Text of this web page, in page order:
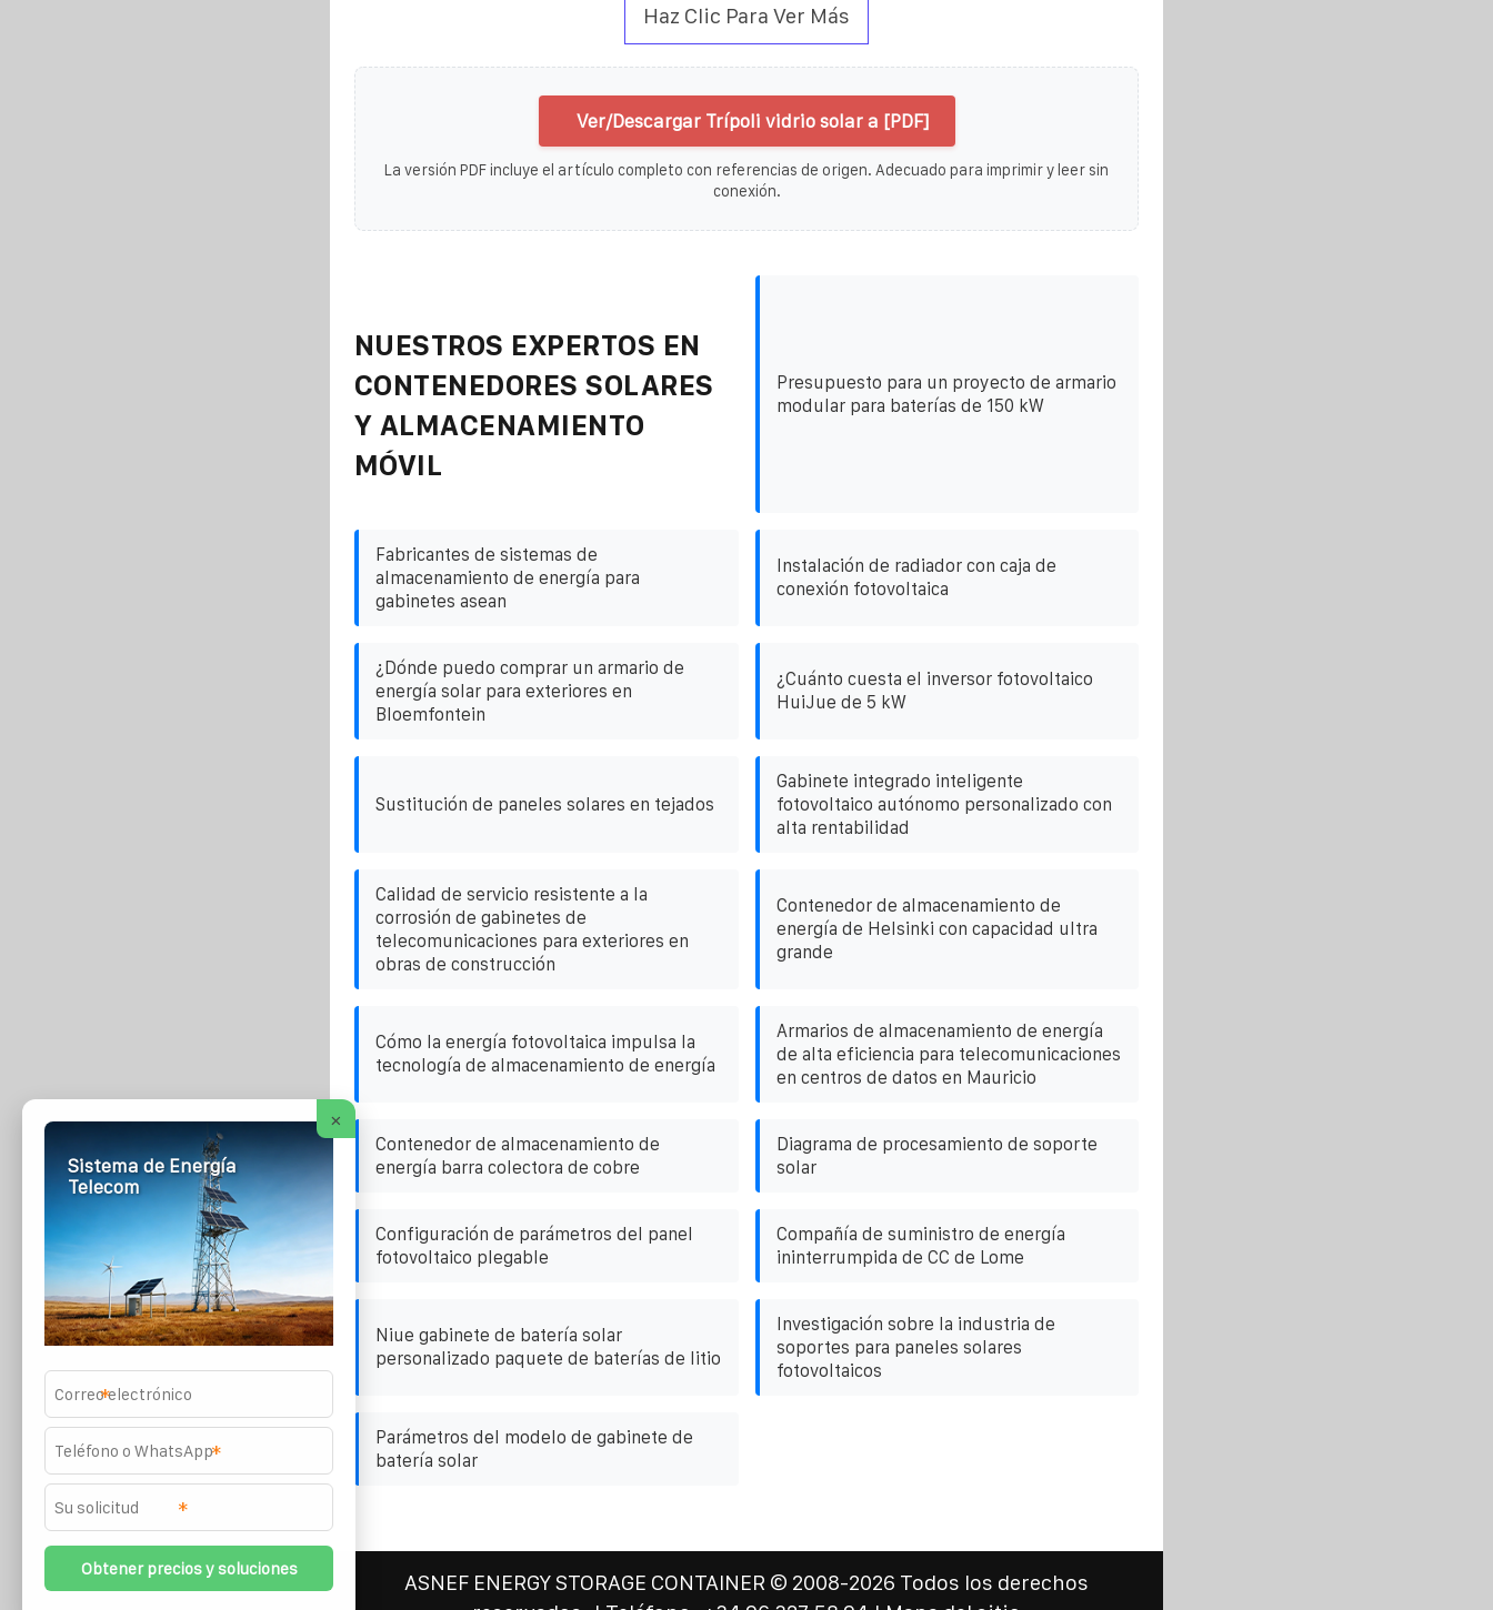
Haz Clic Para Ver Más
Ver/Descargar Trípoli vidrio solar a [PDF]
La versión PDF incluye el artículo completo con referencias de origen. Adecuado para imprimir y leer sin
conexión.
NUESTROS EXPERTOS EN
CONTENEDORES SOLARES
Y ALMACENAMIENTO
MÓVIL
Presupuesto para un proyecto de armario
modular para baterías de 150 kW
Fabricantes de sistemas de
almacenamiento de energía para
gabinetes asean
Instalación de radiador con caja de
conexión fotovoltaica
¿Dónde puedo comprar un armario de
energía solar para exteriores en
Bloemfontein
¿Cuánto cuesta el inversor fotovoltaico
HuiJue de 5 kW
Sustitución de paneles solares en tejados
Gabinete integrado inteligente
fotovoltaico autónomo personalizado con
alta rentabilidad
Calidad de servicio resistente a la
corrosión de gabinetes de
telecomunicaciones para exteriores en
obras de construcción
Contenedor de almacenamiento de
energía de Helsinki con capacidad ultra
grande
Cómo la energía fotovoltaica impulsa la
tecnología de almacenamiento de energía
Armarios de almacenamiento de energía
de alta eficiencia para telecomunicaciones
en centros de datos en Mauricio
Contenedor de almacenamiento de
energía barra colectora de cobre
Diagrama de procesamiento de soporte
solar
Configuración de parámetros del panel
fotovoltaico plegable
Compañía de suministro de energía
ininterrumpida de CC de Lome
Niue gabinete de batería solar
personalizado paquete de baterías de litio
Investigación sobre la industria de
soportes para paneles solares
fotovoltaicos
Parámetros del modelo de gabinete de
batería solar
ASNEF ENERGY STORAGE CONTAINER © 2008-2026 Todos los derechos
×
Sistema de Energía
Telecom
*
*
*